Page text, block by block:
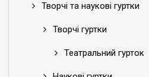
Творчі та наукові гуртки
Творчі гуртки
Театральний гурток